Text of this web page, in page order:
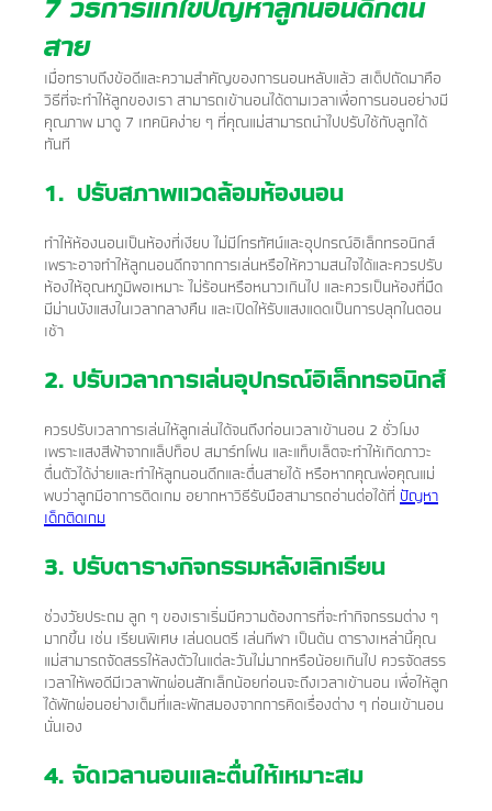
สาย
เมื่อทราบถึงข้อดีและความสำคัญของการนอนหลับแล้ว สเต็ปถัดมาคือ
วิธีที่จะทำให้ลูกของเรา สามารถเข้านอนได้ตามเวลาเพื่อการนอนอย่างมี
คุณภาพ มาดู 7 เทคนิคง่าย ๆ ที่คุณแม่สามารถนำไปปรับใช้กับลูกได้
ทันที
1. ปรับสภาพแวดล้อมห้องนอน
ทำให้ห้องนอนเป็นห้องที่เงียบ ไม่มีโทรทัศน์และอุปกรณ์อิเล็กทรอนิกส์
เพราะอาจทำให้ลูกนอนดึกจากการเล่นหรือให้ความสนใจได้และควรปรับ
ห้องให้อุณหภูมิพอเหมาะ ไม่ร้อนหรือหนาวเกินไป และควรเป็นห้องที่มืด
มีม่านบังแสงในเวลากลางคืน และเปิดให้รับแสงแดดเป็นการปลุกในตอน
เช้า
2. ปรับเวลาการเล่นอุปกรณ์อิเล็กทรอนิกส์
ควรปรับเวลาการเล่นให้ลูกเล่นได้จนถึงก่อนเวลาเข้านอน 2 ชั่วโมง
เพราะแสงสีฟ้าจากแล็ปท็อป สมาร์ทโฟน และแท็บเล็ตจะทำให้เกิดภาวะ
ตื่นตัวได้ง่ายและทำให้ลูกนอนดึกและตื่นสายได้ หรือหากคุณพ่อคุณแม่
พบว่าลูกมีอาการติดเกม อยากหาวิธีรับมือสามารถอ่านต่อได้ที่ ปัญหา
เด็กติดเกม
3. ปรับตารางกิจกรรมหลังเลิกเรียน
ช่วงวัยประถม ลูก ๆ ของเราเริ่มมีความต้องการที่จะทำกิจกรรมต่าง ๆ
มากขึ้น เช่น เรียนพิเศษ เล่นดนตรี เล่นกีฬา เป็นต้น ตารางเหล่านี้คุณ
แม่สามารถจัดสรรให้ลงตัวในแต่ละวันไม่มากหรือน้อยเกินไป ควรจัดสรร
เวลาให้พอดีมีเวลาพักผ่อนสักเล็กน้อยก่อนจะถึงเวลาเข้านอน เพื่อให้ลูก
ได้พักผ่อนอย่างเต็มที่และพักสมองจากการคิดเรื่องต่าง ๆ ก่อนเข้านอน
นั่นเอง
4. จัดเวลานอนและตื่นให้เหมาะสม